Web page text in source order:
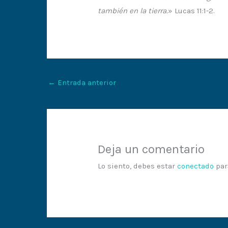
también en la tierra.» Lucas 11:1-2.
← Entrada anterior
Deja un comentario
Lo siento, debes estarconectado